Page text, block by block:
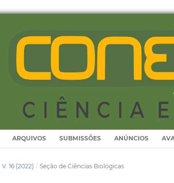
ARQUIVOS SUBMISSÕES ANÚNCIOS
V. 16 (2022) / Seção de Ciências Biológicas